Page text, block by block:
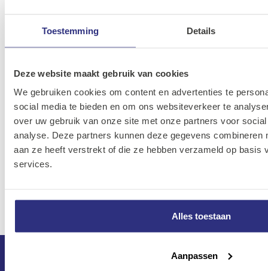
Toestemming Details
Deze website maakt gebruik van cookies
We gebruiken cookies om content en advertenties te
social media te bieden en om ons websiteverkeer te
over uw gebruik van onze site met onze partners voor
analyse. Deze partners kunnen deze gegevens combineren
aan ze heeft verstrekt of die ze hebben verzameld op basis
services.
Alles toestaan
Aanpassen
TR44x7
044007
Trapezium
rondmoer
TR50x8
19B-
20470-
050008
8715492608857